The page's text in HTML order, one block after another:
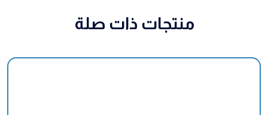
منتجات ذات صلة